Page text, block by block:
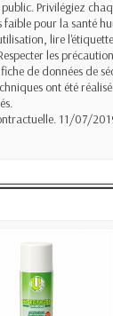
Privilégiez
faible pour la santé
lire
les
de données de
ont été
11/07/